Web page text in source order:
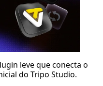
leve que conecta o
do Tripo Studio.